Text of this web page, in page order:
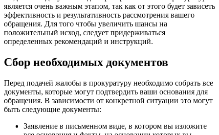
является очень важным этапом, так как от этого будет зависеть
эффективность и результативность рассмотрения вашего
обращения. Для того чтобы увеличить шансы на
положительный исход, следует придерживаться
определенных рекомендаций и инструкций.
Сбор необходимых документов
Перед подачей жалобы в прокуратуру необходимо собрать все
документы, которые могут подтвердить ваши основания для
обращения. В зависимости от конкретной ситуации это могут
быть следующие документы:
Заявление в письменном виде, в котором вы изложите